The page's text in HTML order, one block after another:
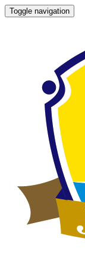
Toggle navigation